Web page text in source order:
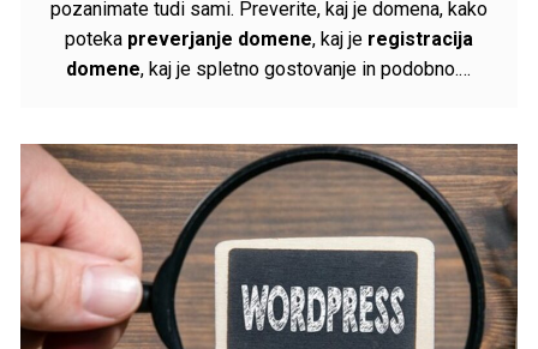
pozanimate tudi sami. Preverite, kaj je domena, kako
poteka preverjanje domene, kaj je registracija
domene, kaj je spletno gostovanje in podobno.…